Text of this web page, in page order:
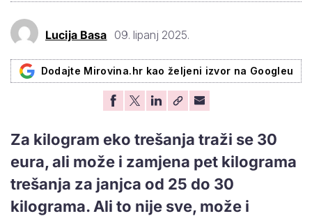
Lucija Basa 09. lipanj 2025.
Dodajte Mirovina.hr kao željeni izvor na Googleu
Za kilogram eko trešanja traži se 30
eura, ali može i zamjena pet kilograma
trešanja za janjca od 25 do 30
kilograma. Ali to nije sve, može i